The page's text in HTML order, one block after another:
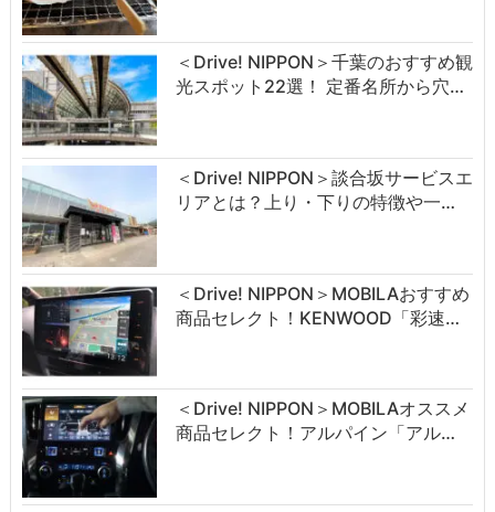
＜Drive! NIPPON＞千葉のおすすめ観
光スポット22選！ 定番名所から穴…
＜Drive! NIPPON＞談合坂サービスエ
リアとは？上り・下りの特徴や一…
＜Drive! NIPPON＞MOBILAおすすめ
商品セレクト！KENWOOD「彩速…
＜Drive! NIPPON＞MOBILAオススメ
商品セレクト！アルパイン「アル…